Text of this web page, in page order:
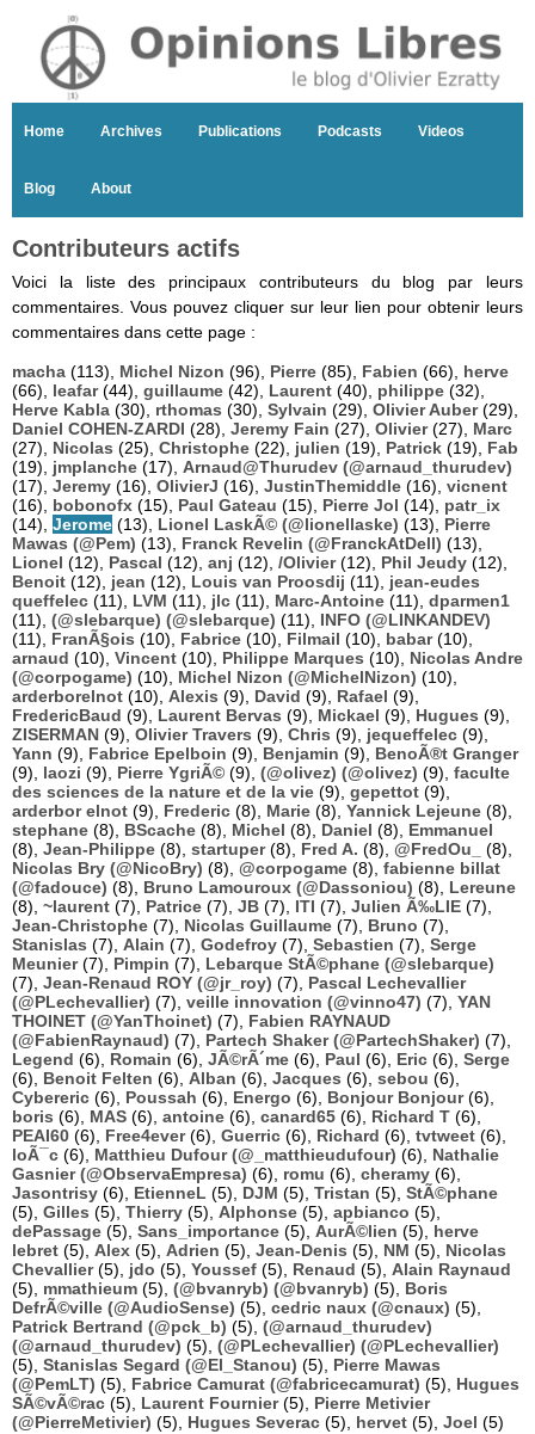
Home Archives Publications Podcasts Videos
Blog About
Contributeurs actifs
Voici la liste des principaux contributeurs du blog par leurs
commentaires. Vous pouvez cliquer sur leur lien pour obtenir leurs
commentaires dans cette page :
macha (113), Michel Nizon (96), Pierre (85), Fabien (66), herve
(66), leafar(44), guillaume (42), Laurent (40), philippe (32),
Herve Kabla (30), rthomas (30), Sylvain (29), Olivier Auber(29),
Daniel COHEN-ZARDI (28), Jeremy Fain (27), Olivier(27), Marc
(27), Nicolas (25), Christophe (22), julien (19), Patrick (19), Fab
(19), jmplanche (17), Arnaud@Thurudev (@arnaud_thurudev)
(17), Jeremy (16), OlivierJ (16), JustinThemiddle (16), vicnent
(16), bobonofx (15), Paul Gateau (15), Pierre Jol (14), patr_ix
(14), Jerome (13), Lionel LaskÃ© (@lionellaske) (13), Pierre
Mawas (@Pem) (13), Franck Revelin (@FranckAtDell) (13),
Lionel (12), Pascal (12), anj (12), /Olivier(12), Phil Jeudy (12),
Benoit (12), jean (12), Louis van Proosdij (11), jean-eudes
queffelec (11), LVM (11), jlc (11), Marc-Antoine (11), dparmen1
(11), (@slebarque) (@slebarque) (11), INFO (@LINKANDEV)
(11), FranÃ§ois (10), Fabrice (10), Filmail (10), babar(10),
arnaud (10), Vincent (10), Philippe Marques (10), Nicolas Andre
(@corpogame) (10), Michel Nizon (@MichelNizon) (10),
arderborelnot (10), Alexis (9), David (9), Rafael (9),
FredericBaud (9), Laurent Bervas (9), Mickael (9), Hugues (9),
ZISERMAN (9), Olivier Travers (9), Chris (9), jequeffelec (9),
Yann (9), Fabrice Epelboin (9), Benjamin (9), BenoÃ®t Granger
(9), laozi (9), Pierre YgriÃ© (9), (@olivez) (@olivez) (9), faculte
des sciences de la nature et de la vie (9), gepettot (9),
arderbor elnot (9), Frederic (8), Marie (8), Yannick Lejeune (8),
stephane (8), BScache (8), Michel (8), Daniel (8), Emmanuel
(8), Jean-Philippe (8), startuper(8), Fred A. (8), @FredOu_
(8),
Nicolas Bry (@NicoBry) (8), @corpogame (8), fabienne billat
(@fadouce) (8), Bruno Lamouroux (@Dassoniou) (8), Lereune
(8), ~laurent (7), Patrice (7), JB (7), ITI (7), Julien Ã‰LIE (7),
Jean-Christophe (7), Nicolas Guillaume (7), Bruno (7),
Stanislas (7), Alain (7), Godefroy (7), Sebastien (7), Serge
Meunier(7), Pimpin (7), Lebarque StÃ©phane (@slebarque)
(7), Jean-Renaud ROY (@jr_roy) (7), Pascal Lechevallier
(@PLechevallier) (7), veille innovation (@vinno47) (7), YAN
THOINET (@YanThoinet) (7), Fabien RAYNAUD
(@FabienRaynaud) (7), Partech Shaker (@PartechShaker) (7),
Legend (6), Romain (6), JÃ©rÃ´me (6), Paul (6), Eric (6), Serge
(6), Benoit Felten (6), Alban (6), Jacques (6), sebou (6),
Cybereric (6), Poussah (6), Energo (6), Bonjour Bonjour(6),
boris (6), MAS (6), antoine (6), canard65 (6), Richard T (6),
PEAI60 (6), Free4ever(6), Guerric (6), Richard (6), tvtweet (6),
loÃ¯c (6), Matthieu Dufour (@_matthieudufour) (6), Nathalie
Gasnier (@ObservaEmpresa) (6), romu (6), cheramy (6),
Jasontrisy (6), EtienneL (5), DJM (5), Tristan (5), StÃ©phane
(5), Gilles (5), Thierry (5), Alphonse (5), apbianco (5),
dePassage (5), Sans_importance (5), AurÃ©lien (5), herve
lebret (5), Alex (5), Adrien (5), Jean-Denis (5), NM (5), Nicolas
Chevallier(5), jdo (5), Youssef (5), Renaud (5), Alain Raynaud
(5), mmathieum (5), (@bvanryb) (@bvanryb) (5), Boris
DefrÃ©ville (@AudioSense) (5), cedric naux (@cnaux) (5),
Patrick Bertrand (@pck_b) (5), (@arnaud_thurudev)
(@arnaud_thurudev) (5), (@PLechevallier) (@PLechevallier)
(5), Stanislas Segard (@El_Stanou) (5), Pierre Mawas
(@PemLT) (5), Fabrice Camurat (@fabricecamurat) (5), Hugues
SÃ©vÃ©rac (5), Laurent Fournier(5), Pierre Metivier
(@PierreMetivier) (5), Hugues Severac (5), hervet (5), Joel (5)